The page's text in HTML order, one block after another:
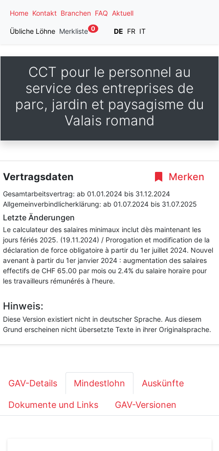
Home Kontakt Branchen FAQ Aktuell
Übliche Löhne Merkliste 0 DE FR IT
CCT pour le personnel au
service des entreprises de
parc, jardin et paysagisme du
Valais romand
Merken
Vertragsdaten
Gesamtarbeitsvertrag: ab 01.01.2024 bis 31.12.2024
Allgemeinverbindlicherklärung: ab 01.07.2024 bis 31.07.2025
Letzte Änderungen
Le calculateur des salaires minimaux inclut dès maintenant les
jours fériés 2025. (19.11.2024) / Prorogation et modification de la
déclaration de force obligatoire à partir du 1er juillet 2024. Nouvel
avenant à partir du 1er janvier 2024 : augmentation des salaires
effectifs de CHF 65.00 par mois ou 2.4% du salaire horaire pour
les travailleurs rémunérés à l’heure.
Hinweis:
Diese Version existiert nicht in deutscher Sprache. Aus diesem
Grund erscheinen nicht übersetzte Texte in ihrer Originalsprache.
GAV-Details Mindestlohn Auskünfte
Dokumente und Links GAV-Versionen